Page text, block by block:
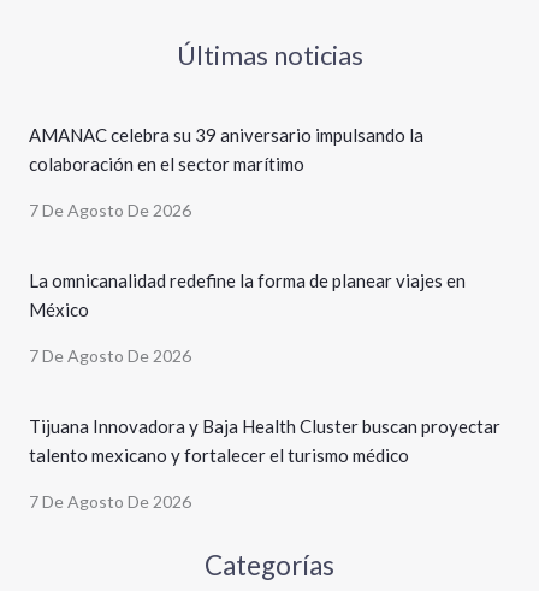
Últimas noticias
AMANAC celebra su 39 aniversario impulsando la
colaboración en el sector marítimo
7 De Agosto De 2026
La omnicanalidad redefine la forma de planear viajes en
México
7 De Agosto De 2026
Tijuana Innovadora y Baja Health Cluster buscan proyectar
talento mexicano y fortalecer el turismo médico
7 De Agosto De 2026
Categorías